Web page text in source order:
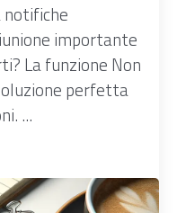
importante
La funzione Non
perfetta
...